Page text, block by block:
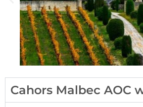
Cahors Malbec AOC